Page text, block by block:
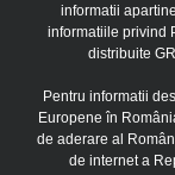
informatii
informatiile privind
distribuite
Pentru informatii
Europene în
de aderare al
de internet a